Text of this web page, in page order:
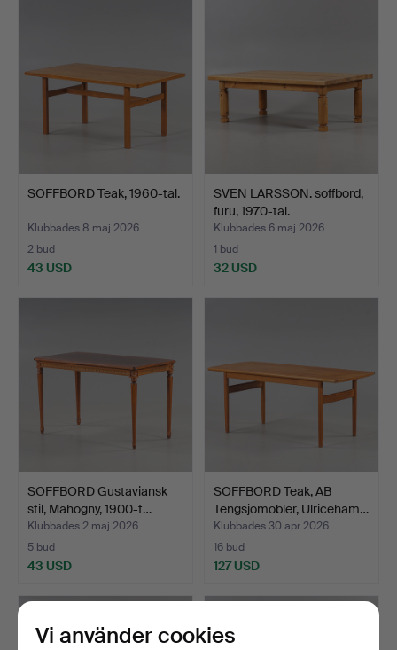
SOFFBORD Teak, 1960-tal.
Klubbades 8 maj 2026
2 bud
43 USD
SVEN LARSSON. soffbord,
furu, 1970-tal.
Klubbades 6 maj 2026
1 bud
32 USD
SOFFBORD Gustaviansk
stil, Mahogny, 1900-t…
Klubbades 2 maj 2026
5 bud
43 USD
SOFFBORD Teak, AB
Tengsjömöbler, Ulriceham…
Klubbades 30 apr 2026
16 bud
127 USD
Vi använder cookies